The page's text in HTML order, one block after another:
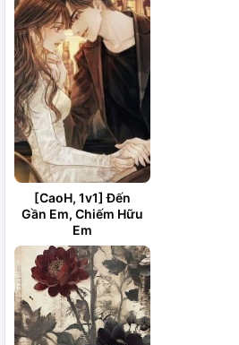
[CaoH, 1v1] Đến
Gần Em, Chiếm Hữu
Em